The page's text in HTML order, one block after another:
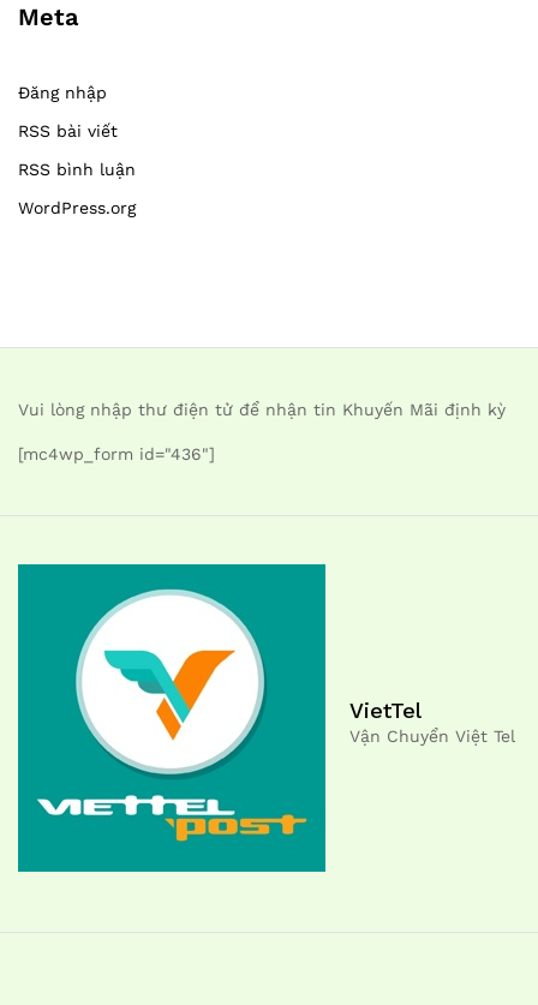
Meta
Đăng nhập
RSS bài viết
RSS bình luận
WordPress.org
Vui lòng nhập thư điện tử để nhận tin Khuyến Mãi định kỳ
[mc4wp_form id="436"]
VietTel
Vận Chuyển Việt Tel